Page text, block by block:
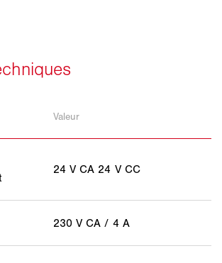
Valeur
24 V CA 24 V CC
230 V CA / 4 A